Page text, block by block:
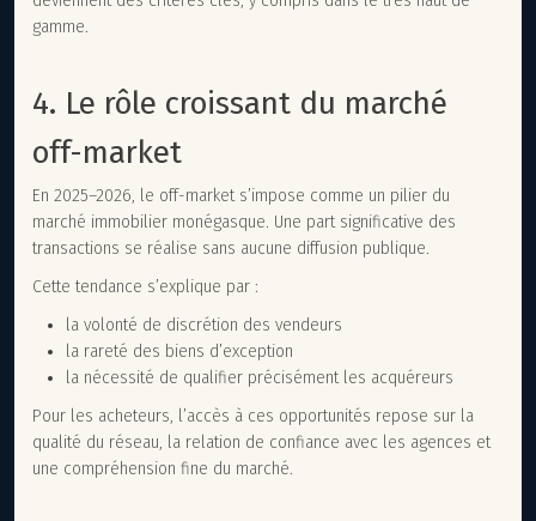
gamme.
4. Le rôle croissant du marché
off-market
En 2025–2026, le off-market s’impose comme un pilier du
marché immobilier monégasque. Une part significative des
transactions se réalise sans aucune diffusion publique.
Cette tendance s’explique par :
la volonté de discrétion des vendeurs
la rareté des biens d’exception
la nécessité de qualifier précisément les acquéreurs
Pour les acheteurs, l’accès à ces opportunités repose sur la
qualité du réseau, la relation de confiance avec les agences et
une compréhension fine du marché.